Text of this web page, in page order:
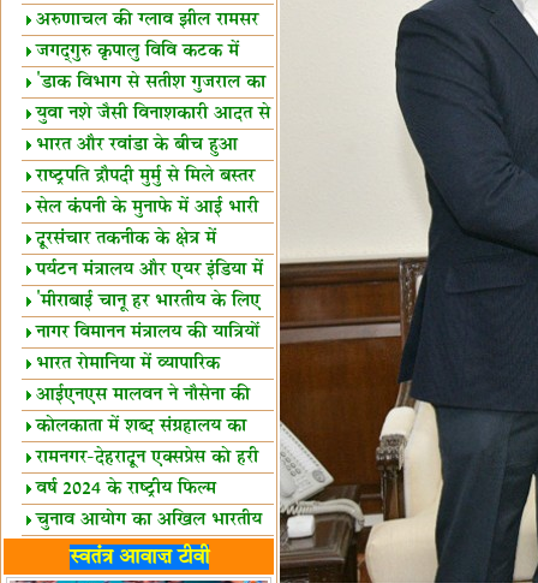
केलिए खुशखबरी!
अरुणाचल की ग्लाव झील रामसर
स्थल घोषित
जगद्गुरु कृपालु विवि कटक में
शैक्षिक सत्र शुरू
'डाक विभाग से सतीश गुजराल का
रिश्ता गहरा'
युवा नशे जैसी विनाशकारी आदत से
दूर रहें-मोदी
भारत और रवांडा के बीच हुआ
व्यापार विस्तार
राष्ट्रपति द्रौपदी मुर्मु से मिले बस्तर
के प्रतिनिधि
सेल कंपनी के मुनाफे में आई भारी
उछाल!
दूरसंचार तकनीक के क्षेत्र में
उत्कृष्टता पुरस्कार
पर्यटन मंत्रालय और एयर इंडिया में
समझौता
'मीराबाई चानू हर भारतीय के लिए
प्रेरणा'
नागर विमानन मंत्रालय की यात्रियों
को सलाह
भारत रोमानिया में व्यापारिक
साझेदारियां
आईएनएस मालवन ने नौसेना की
ताकत बढ़ाई
कोलकाता में शब्द संग्रहालय का
उद्घाटन
रामनगर-देहरादून एक्सप्रेस को हरी
झंडीवर्ष 2024 के राष्ट्रीय फिल्म
पुरस्कारों की घोषणा
चुनाव आयोग का अखिल भारतीय
मीडिया सम्मेलन
भारत में केवड़े का अस्तित्‍व 24
स्वतंत्र आवाज़ टीवी